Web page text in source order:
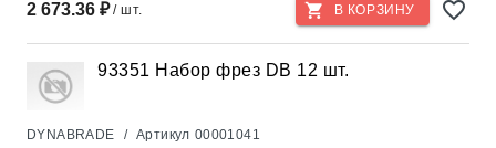
2 673.36 ₽/ шт. В КОРЗИНУ
93351 Набор фрез DB 12 шт.
DYNABRADE / Артикул 00001041